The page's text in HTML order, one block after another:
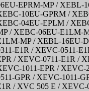
EPRM-MP / XEBL-
10EU-GPRM /
04EU-EPLM /
/ XEBC-06EU-E1LM-
MP / XEBL-16EU-
E1R / XEVC-0511-
/ XEVC-0711-E1R /
1011-EPR / XEVC-
GPR / XEVC-1011-
/ XVC 505 E / XEVC-